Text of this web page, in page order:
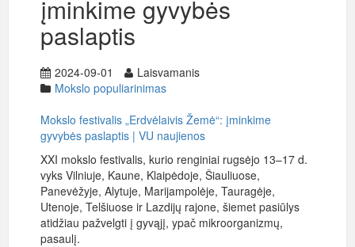
įminkime gyvybės
paslaptis
2024-09-01
Laisvamanis
Mokslo populiarinimas
Mokslo festivalis „Erdvėlaivis Žemė“: įminkime
gyvybės paslaptis | VU naujienos
XXI mokslo festivalis, kurio renginiai rugsėjo 13–17 d.
vyks Vilniuje, Kaune, Klaipėdoje, Šiauliuose,
Panevėžyje, Alytuje, Marijampolėje, Tauragėje,
Utenoje, Telšiuose ir Lazdijų rajone, šiemet pasiūlys
atidžiau pažvelgti į gyvąjį, ypač mikroorganizmų,
pasaulį.